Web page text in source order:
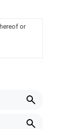
or